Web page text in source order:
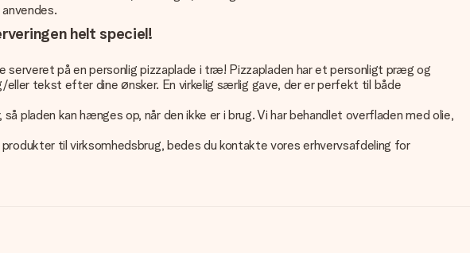
helt speciel!
på en personlig pizzaplade i træ! Pizzapladen har et personligt præg og
tekst efter dine ønsker. En virkelig særlig gave, der er perfekt til både
kan hænges op, når den ikke er i brug. Vi har behandlet overfladen med olie,
til virksomhedsbrug, bedes du kontakte vores erhvervsafdeling for